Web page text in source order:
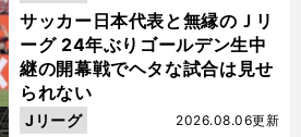
サッカー日本代表と無縁のＪリ
ーグ 24年ぶりゴールデン生中
継の開幕戦でヘタな試合は見せ
られない
2026.08.06更新
Jリーグ